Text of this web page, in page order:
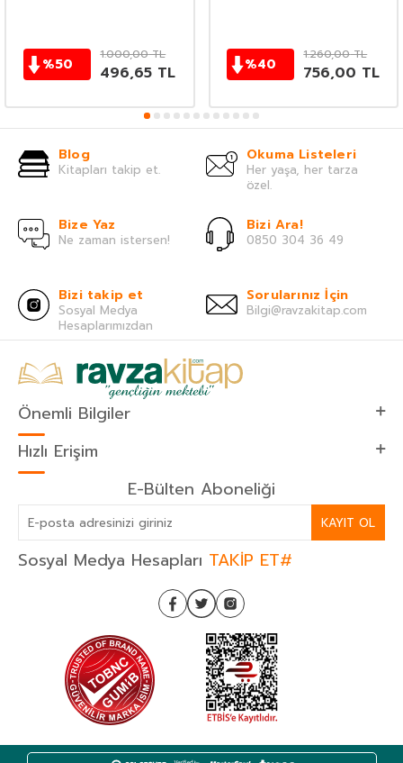
%50
1.000,00TL
496,65 TL %40
1.260,00TL
756,00 TL
Blog
Kitapları takip et.
Okuma Listeleri
Her yaşa, her tarza
özel.
Bize Yaz
Ne zaman istersen!
Bizi Ara!
0850 304 36 49
Bizi takip et
Sosyal Medya
Hesaplarımızdan
Sorularınız İçin
Bilgi@ravzakitap.com
Önemli Bilgiler
Hızlı Erişim
E-Bülten Aboneliği
KAYIT OL
Sosyal Medya Hesapları TAKİP ET#